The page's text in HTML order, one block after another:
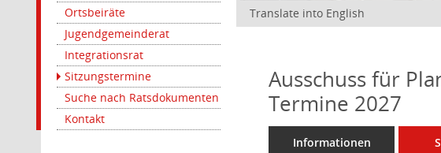
Ortsbeiräte
Jugendgemeinderat
Integrationsrat
Sitzungstermine
Suche nach Ratsdokumenten
Kontakt
Translate into English
Ausschuss für
Termine 2027
Informationen